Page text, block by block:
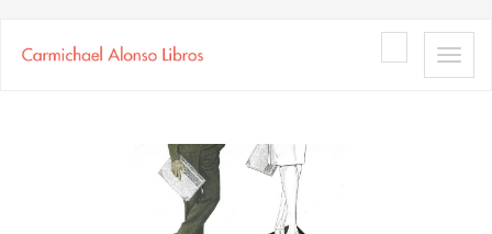
Toggle